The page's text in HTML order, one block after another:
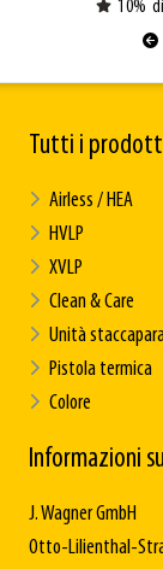
10%
Tutti i
Airless / HEA
HVLP
XVLP
Clean & Care
Unità
Pistola termica
Colore
Informazioni
J. Wagner GmbH
Otto-Lilienthal-